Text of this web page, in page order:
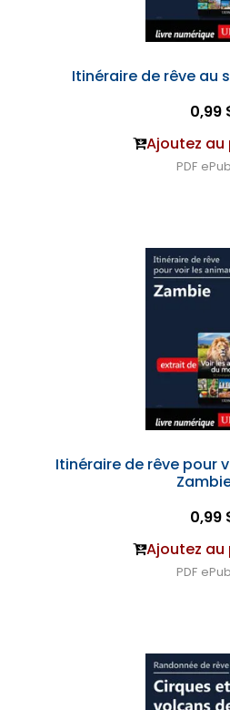
Itinéraire de rêve au
0,99
Ajoutez au
PDF ePub
Itinéraire de rêve pour
0,99
Ajoutez au
PDF ePub